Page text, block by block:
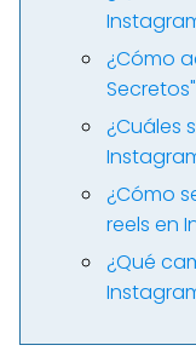
¿Cómo
¿Cuáles
¿Cómo
reels en
¿Qué